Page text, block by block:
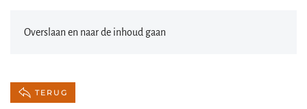
Overslaan en naar de inhoud gaan
TERUG